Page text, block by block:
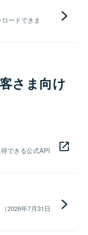
ードできま
さま向け
できる公式API
2026年7月31日